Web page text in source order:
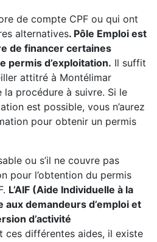
de compte CPF ou qui ont
alternatives. Pôle Emploi est
de financer certaines
permis d’exploitation. Il suffit
attitré à Montélimar
procédure à suivre. Si le
est possible, vous n’aurez
pour obtenir un permis
ou s’il ne couvre pas
pour l’obtention du permis
L’AIF (Aide Individuelle à la
demandeurs d’emploi et
d’activité
ces différentes aides, il existe